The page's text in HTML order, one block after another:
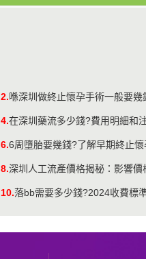
2.喺深圳做終止懷孕手術一般要幾
4.在深圳藥流多少錢?費用明細和
6.6周墮胎要幾錢?了解早期終止懷
8.深圳人工流產價格揭秘：影響價
10.落bb需要多少錢?2024收費標